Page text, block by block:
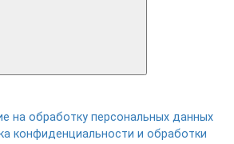
на обработку персональных данных
конфиденциальности и обработки